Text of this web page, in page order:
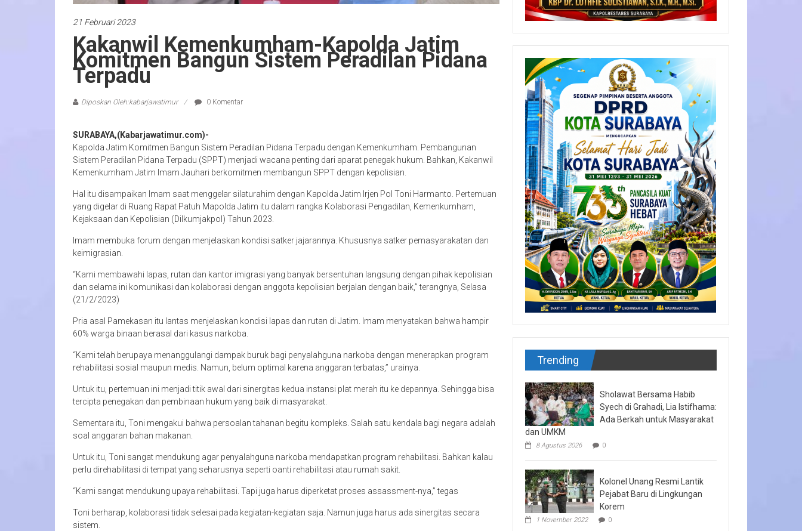
21 Februari 2023
Kakanwil Kemenkumham-Kapolda Jatim
Komitmen Bangun Sistem Peradilan Pidana
Terpadu
Diposkan Oleh:kabarjawatimur 0 Komentar
SURABAYA,(Kabarjawatimur.com)-
Kapolda Jatim Komitmen Bangun Sistem Peradilan Pidana Terpadu dengan Kemenkumham. Pembangunan
Sistem Peradilan Pidana Terpadu (SPPT) menjadi wacana penting dari aparat penegak hukum. Bahkan, Kakanwil
Kemenkumham Jatim Imam Jauhari berkomitmen membangun SPPT dengan kepolisian.
Hal itu disampaikan Imam saat menggelar silaturahim dengan Kapolda Jatim Irjen Pol Toni Harmanto. Pertemuan
yang digelar di Ruang Rapat Patuh Mapolda Jatim itu dalam rangka Kolaborasi Pengadilan, Kemenkumham,
Kejaksaan dan Kepolisian (Dilkumjakpol) Tahun 2023.
Imam membuka forum dengan menjelaskan kondisi satker jajarannya. Khususnya satker pemasyarakatan dan
keimigrasian.
“Kami membawahi lapas, rutan dan kantor imigrasi yang banyak bersentuhan langsung dengan pihak kepolisian
dan selama ini komunikasi dan kolaborasi dengan anggota kepolisian berjalan dengan baik,” terangnya, Selasa
(21/2/2023)
Pria asal Pamekasan itu lantas menjelaskan kondisi lapas dan rutan di Jatim. Imam menyatakan bahwa hampir
60% warga binaan berasal dari kasus narkoba.
“Kami telah berupaya menanggulangi dampak buruk bagi penyalahguna narkoba dengan menerapkan program
rehabilitasi sosial maupun medis. Namun, belum optimal karena anggaran terbatas,” urainya.
Untuk itu, pertemuan ini menjadi titik awal dari sinergitas kedua instansi plat merah itu ke depannya. Sehingga bisa
tercipta penegakan dan pembinaan hukum yang baik di masyarakat.
Sementara itu, Toni mengakui bahwa persoalan tahanan begitu kompleks. Salah satu kendala bagi negara adalah
soal anggaran bahan makanan.
Untuk itu, Toni sangat mendukung agar penyalahguna narkoba mendapatkan program rehabilitasi. Bahkan kalau
perlu direhabilitasi di tempat yang seharusnya seperti oanti rehabilitasi atau rumah sakit.
“Kami sangat mendukung upaya rehabilitasi. Tapi juga harus diperketat proses assassment-nya,” tegas
Toni berharap, kolaborasi tidak selesai pada kegiatan-kegiatan saja. Namun juga harus ada sinergitas secara
sistem.
Trending
Sholawat Bersama Habib
Syech di Grahadi, Lia Istifhama:
Ada Berkah untuk Masyarakat
dan UMKM
8 Agustus 2026 0
Kolonel Unang Resmi Lantik
Pejabat Baru di Lingkungan
Korem
1 November 2022 0